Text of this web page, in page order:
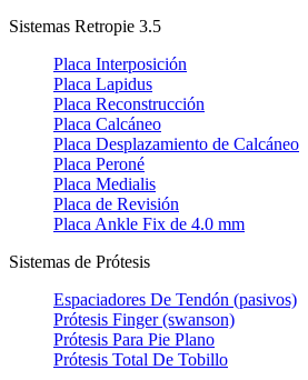
Sistemas Retropie 3.5
Placa Interposición
Placa Lapidus
Placa Reconstrucción
Placa Calcáneo
Placa Desplazamiento de Calcáneo
Placa Peroné
Placa Medialis
Placa de Revisión
Placa Ankle Fix de 4.0 mm
Sistemas de Prótesis
Espaciadores De Tendón (pasivos)
Prótesis Finger (swanson)
Prótesis Para Pie Plano
Prótesis Total De Tobillo